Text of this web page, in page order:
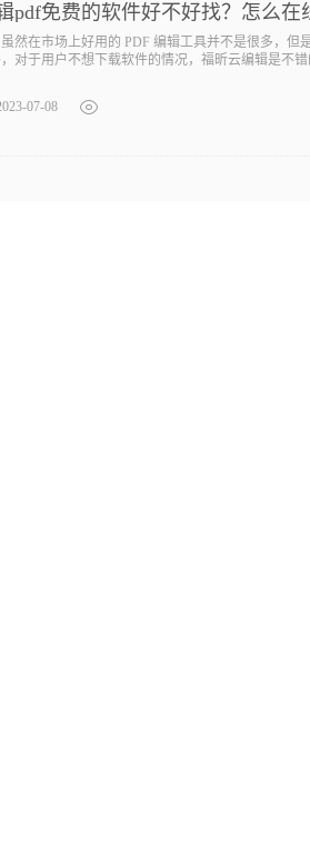
pdf免费的软件好不好找？怎么在
在市场上好用的 PDF 编辑工具并不是很多，但
对于用户不想下载软件的情况，福昕云编辑是不
07-08